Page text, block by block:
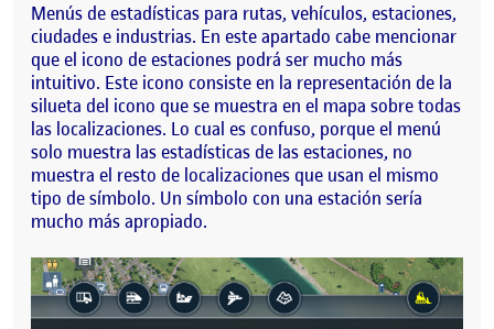
Menús de estadísticas para rutas, vehículos, estaciones,
ciudades e industrias. En este apartado cabe mencionar
que el icono de estaciones podrá ser mucho más
intuitivo. Este icono consiste en la representación de la
silueta del icono que se muestra en el mapa sobre todas
las localizaciones. Lo cual es confuso, porque el menú
solo muestra las estadísticas de las estaciones, no
muestra el resto de localizaciones que usan el mismo
tipo de símbolo. Un símbolo con una estación sería
mucho más apropiado.